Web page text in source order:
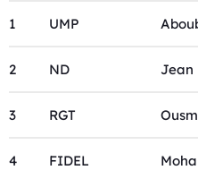
1 UMP
2 ND Jean
3 RGT
4 FIDEL